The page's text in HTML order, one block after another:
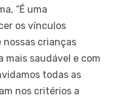
“É uma
os vínculos
crianças
mais saudável e com
todas as
nos critérios a